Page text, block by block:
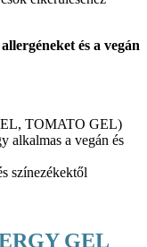
és a vegán
TOMATO GEL)
alkalmas a vegán és
színezékektől
GEL